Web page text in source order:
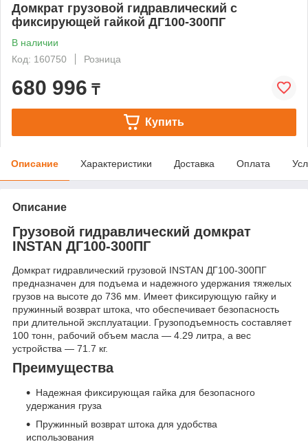
Домкрат грузовой гидравлический с
фиксирующей гайкой ДГ100-300ПГ
В наличии
Код: 160750
Розница
680 996 ₸
Купить
Описание Характеристики Доставка Оплата
Описание
Грузовой гидравлический домкрат
INSTAN ДГ100-300ПГ
Домкрат гидравлический грузовой INSTAN ДГ100-300ПГ
предназначен для подъема и надежного удержания тяжелых
грузов на высоте до 736 мм. Имеет фиксирующую гайку и
пружинный возврат штока, что обеспечивает безопасность
при длительной эксплуатации. Грузоподъемность составляет
100 тонн, рабочий объем масла — 4.29 литра, а вес
устройства — 71.7 кг.
Преимущества
Надежная фиксирующая гайка для безопасного
удержания груза
Пружинный возврат штока для удобства
использования